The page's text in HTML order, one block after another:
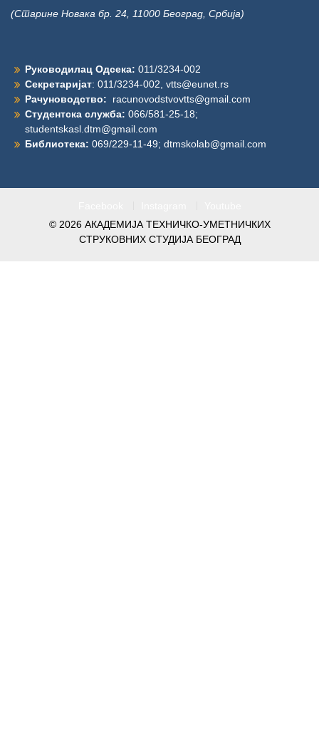
(Старине Новака бр. 24, 11000 Београд, Србија)
Руководилац Одсека: 011/3234-002
Секретаријат: 011/3234-002, vtts@eunet.rs
Рачуноводство:
racunovodstvovtts@gmail.com
Студентска служба: 066/581-25-18;
studentskasl.dtm@gmail.com
Библиотека: 069/229-11-49; dtmskolab@gmail.com
© 2026 АКАДЕМИЈА ТЕХНИЧКО-УМЕТНИЧКИХ
СТРУКОВНИХ СТУДИЈА БЕОГРАД